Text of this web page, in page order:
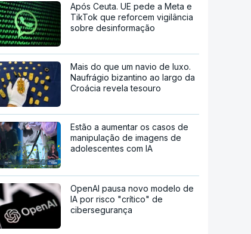
Após Ceuta. UE pede a Meta e
TikTok que reforcem vigilância
sobre desinformação
Mais do que um navio de luxo.
Naufrágio bizantino ao largo da
Croácia revela tesouro
Estão a aumentar os casos de
manipulação de imagens de
adolescentes com IA
OpenAI pausa novo modelo de
IA por risco "crítico" de
cibersegurança